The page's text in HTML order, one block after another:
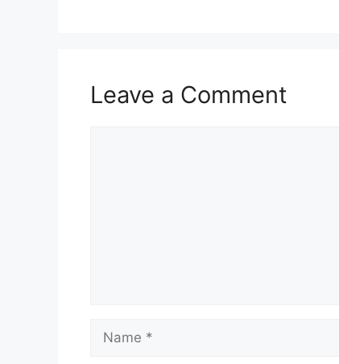
Leave a Comment
Name